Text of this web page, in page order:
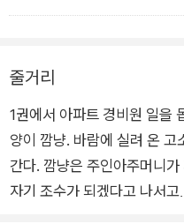
줄거리
1권에서 아파트 경비원 일을
양이 깜냥. 바람에 실려 온 고
간다. 깜냥은 주인아주머니
자기 조수가 되겠다고 나서